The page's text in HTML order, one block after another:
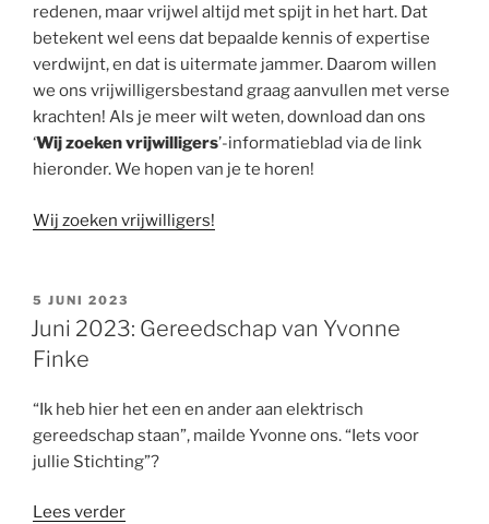
redenen, maar vrijwel altijd met spijt in het hart. Dat
betekent wel eens dat bepaalde kennis of expertise
verdwijnt, en dat is uitermate jammer. Daarom willen
we ons vrijwilligersbestand graag aanvullen met verse
krachten! Als je meer wilt weten, download dan ons
‘Wij zoeken vrijwilligers’-informatieblad via de link
hieronder. We hopen van je te horen!
Wij zoeken vrijwilligers!
GEPLAATST
OP
5 JUNI 2023
Juni 2023: Gereedschap van Yvonne
Finke
“Ik heb hier het een en ander aan elektrisch
gereedschap staan”, mailde Yvonne ons. “Iets voor
jullie Stichting”?
Lees verder“Juni